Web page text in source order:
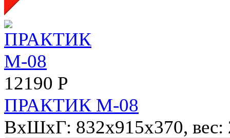
12190 Р
ПРАКТИК М-08
ВхШхГ: 832x915x370, вес: